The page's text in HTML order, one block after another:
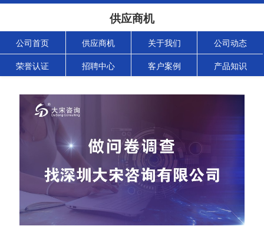
供应商机
公司首页 供应商机 关于我们 公司动态
荣誉认证 招聘中心 客户案例 产品知识